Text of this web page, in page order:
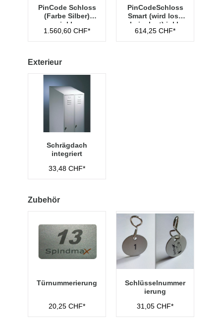
PinCode Schloss
(Farbe Silber)
inkl.
Hauptschlüssel
Typ 1
1.560,60 CHF*
PinCodeSchloss
Smart (wird lose
beigelegt) inkl.
Managementschl
üssel
614,25 CHF*
Exterieur
Schrägdach
integriert
33,48 CHF*
Zubehör
Türnummerierung
20,25 CHF*
Schlüsselnummer
ierung
31,05 CHF*